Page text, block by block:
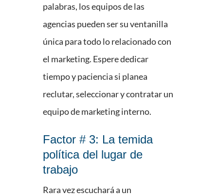
palabras, los equipos de las
agencias pueden ser su ventanilla
única para todo lo relacionado con
el marketing. Espere dedicar
tiempo y paciencia si planea
reclutar, seleccionar y contratar un
equipo de marketing interno.
Factor # 3: La temida
política del lugar de
trabajo
Rara vez escuchará a un